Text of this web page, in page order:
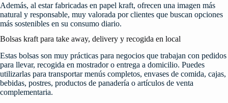
Además, al estar fabricadas en papel kraft, ofrecen una imagen más
natural y responsable, muy valorada por clientes que buscan opciones
más sostenibles en su consumo diario.
Bolsas kraft para take away, delivery y recogida en local
Estas bolsas son muy prácticas para negocios que trabajan con pedidos
para llevar, recogida en mostrador o entrega a domicilio. Puedes
utilizarlas para transportar menús completos, envases de comida, cajas,
bebidas, postres, productos de panadería o artículos de venta
complementaria.